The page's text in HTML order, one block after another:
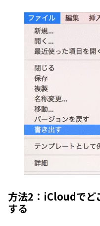
方法2：iCloudでど
する